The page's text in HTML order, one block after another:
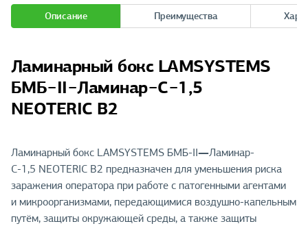
Описание Преимущества
Ламинарный бокс LAMSYSTEMS
БМБ−II−Ламинар−С−1,5
NEOTERIC В2
Ламинарный бокс LAMSYSTEMS БМБ-II—Ламинар-
С-1,5 NEOTERIC В2 предназначен для уменьшения риска
заражения оператора при работе с патогенными агентами
и микроорганизмами, передающимися воздушно-капельным
путём, защиты окружающей среды, а также защиты